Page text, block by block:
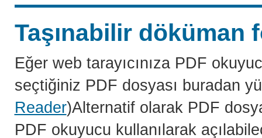
Taşınabilir döküman
Eğer web tarayıcınıza PDF
seçtiğiniz PDF dosyası buradan
Reader)Alternatif olarak PDF
PDF okuyucu kullanılarak